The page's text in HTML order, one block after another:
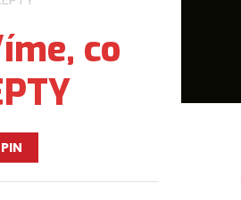
co
PIN
0